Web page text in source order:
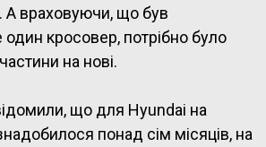
А враховуючи, що був
кросовер, потрібно було
на нові.
що для Hyundai на
понад сім місяців, на